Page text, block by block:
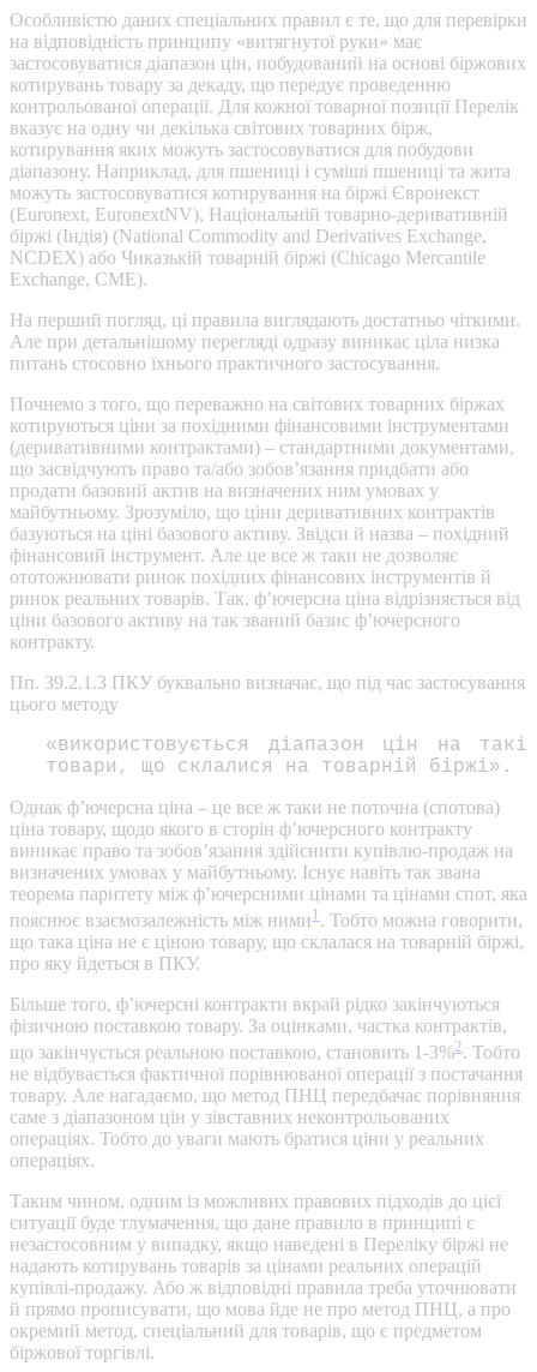
Особливістю даних спеціальних правил є те, що для перевірки
на відповідність принципу «витягнутої руки» має
застосовуватися діапазон цін, побудований на основі біржових
котирувань товару за декаду, що передує проведенню
контрольованої операції. Для кожної товарної позиції Перелік
вказує на одну чи декілька світових товарних бірж,
котирування яких можуть застосовуватися для побудови
діапазону. Наприклад, для пшениці і суміші пшениці та жита
можуть застосовуватися котирування на біржі Євронекст
(Euronext, EuronextNV), Національній товарно-деривативній
біржі (Індія) (National Commodity and Derivatives Exchange,
NCDEX) або Чиказькій товарній біржі (Chicago Mercantile
Exchange, CME).
На перший погляд, ці правила виглядають достатньо чіткими.
Але при детальнішому перегляді одразу виникає ціла низка
питань стосовно їхнього практичного застосування.
Почнемо з того, що переважно на світових товарних біржах
котируються ціни за похідними фінансовими інструментами
(деривативними контрактами) – стандартними документами,
що засвідчують право та/або зобов’язання придбати або
продати базовий актив на визначених ним умовах у
майбутньому. Зрозуміло, що ціни деривативних контрактів
базуються на ціні базового активу. Звідси й назва – похідний
фінансовий інструмент. Але це все ж таки не дозволяє
ототожнювати ринок похідних фінансових інструментів й
ринок реальних товарів. Так, ф’ючерсна ціна відрізняється від
ціни базового активу на так званий базис ф’ючерсного
контракту.
Пп. 39.2.1.3 ПКУ буквально визначає, що під час застосування
цього методу
«використовується діапазон цін на такі
товари, що склалися на товарній біржі».
Однак ф’ючерсна ціна – це все ж таки не поточна (спотова)
ціна товару, щодо якого в сторін ф’ючерсного контракту
виникає право та зобов’язання здійснити купівлю-продаж на
визначених умовах у майбутньому. Існує навіть так звана
теорема паритету між ф’ючерсними цінами та цінами спот, яка
пояснює взаємозалежність між ними1 . Тобто можна говорити,
що така ціна не є ціною товару, що склалася на товарній біржі,
про яку йдеться в ПКУ.
Більше того, ф’ючерсні контракти вкрай рідко закінчуються
фізичною поставкою товару. За оцінками, частка контрактів,
що закінчується реальною поставкою, становить 1-3%2. Тобто
не відбувається фактичної порівнюваної операції з постачання
товару. Але нагадаємо, що метод ПНЦ передбачає порівняння
саме з діапазоном цін у зівставних неконтрольованих
операціях. Тобто до уваги мають братися ціни у реальних
операціях.
Таким чином, одним із можливих правових підходів до цієї
ситуації буде тлумачення, що дане правило в принципі є
незастосовним у випадку, якщо наведені в Переліку біржі не
надають котирувань товарів за цінами реальних операцій
купівлі-продажу. Або ж відповідні правила треба уточнювати
й прямо прописувати, що мова йде не про метод ПНЦ, а про
окремий метод, спеціальний для товарів, що є предметом
біржової торгівлі.